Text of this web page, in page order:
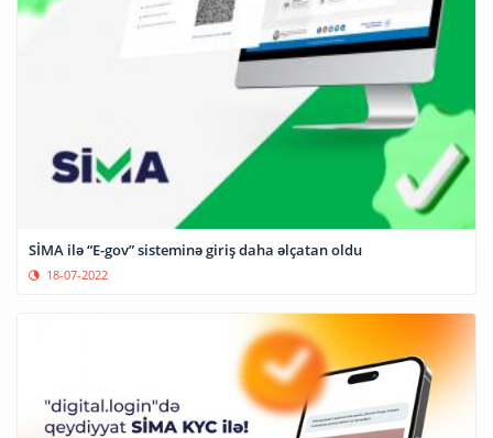
SİMA ilə “E-gov” sisteminə giriş daha əlçatan oldu
18-07-2022